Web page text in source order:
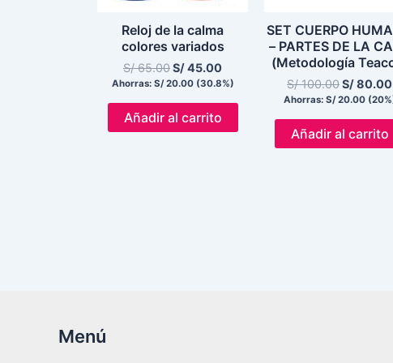
Reloj de la calma
colores variados
S/65.00S/45.00
Ahorras: S/20.00 (30.8%)
Añadir al carrito
SET CUERPO
– PARTES DE LA
(Metodología
S/100.00S/80.00
Ahorras: S/20.00
Añadir al carrito
Menú